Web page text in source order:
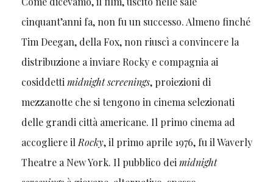
cinquant’anni fa, non fu un successo. Almeno finché
Tim Deegan, della Fox, non riuscì a convincere la
distribuzione a inviare Rocky e compagnia ai
cosiddettimidnight screenings, proiezioni di
mezzanotte che si tengono in cinema selezionati
delle grandi città americane. Il primo cinema ad
accogliere ilRocky, il primo aprile 1976, fu il Waverly
Theatre a New York. Il pubblico deimidnight